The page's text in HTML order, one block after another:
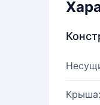
Крыша: